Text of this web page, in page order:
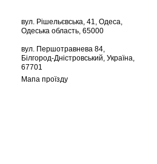
вул. Рішельєвська, 41, Одеса,
Одеська область, 65000
вул. Першотравнева 84,
Білгород-Дністровський, Україна,
67701
Мапа проїзду